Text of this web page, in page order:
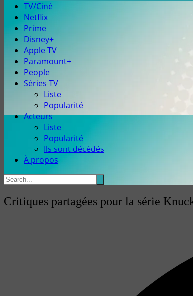
TV/Ciné
Netflix
Prime
Disney+
Apple TV
Paramount+
People
Séries TV
Liste
Popularité
Acteurs
Liste
Popularité
Ils sont décédés
À propos
Critiques partagées pour la série